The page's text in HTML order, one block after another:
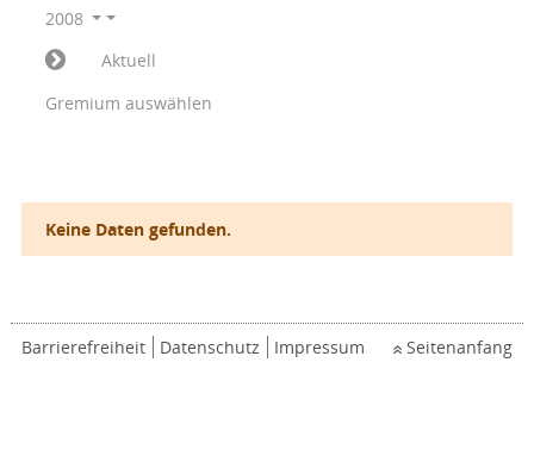
2008
Aktuell
Gremium auswählen
Keine Daten gefunden.
Barrierefreiheit Datenschutz Impressum Seitenanfang